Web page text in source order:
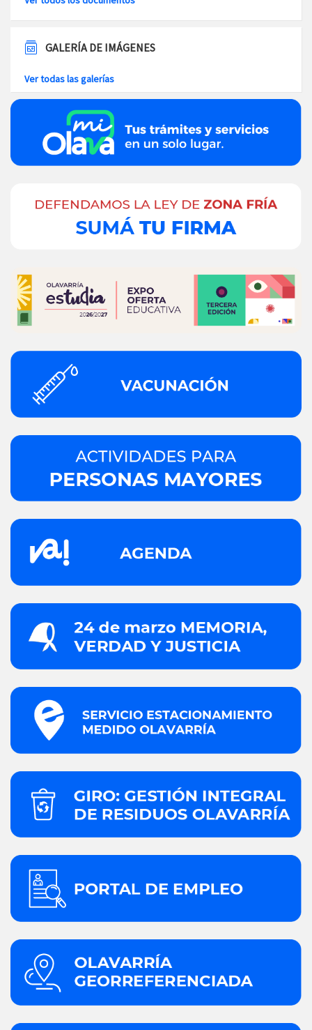
GALERÍA DE IMÁGENES
Ver todas las galerías